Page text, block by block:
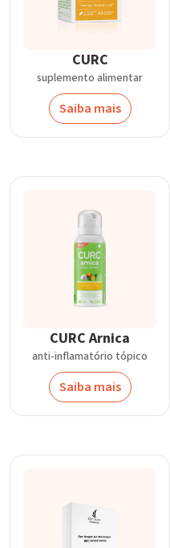
CURC
suplemento alimentar
Saiba mais
CURC Arnica
anti-inflamatório tópico
Saiba mais